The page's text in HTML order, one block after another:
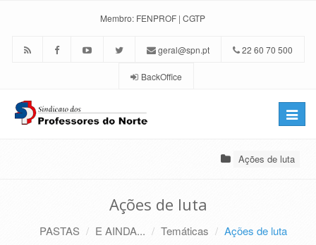
Membro: FENPROF | CGTP
geral@spn.pt 22 60 70 500
BackOffice
Toggle
Ações de luta
Ações de luta
PASTAS E AINDA... Temáticas Ações de luta